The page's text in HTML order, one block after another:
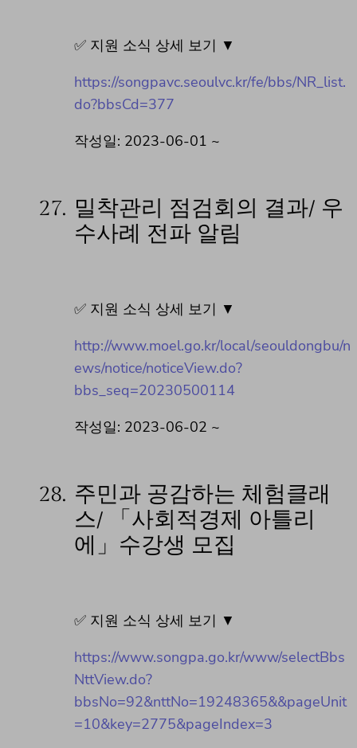
✅ 지원 소식 상세 보기 ▼
https://songpavc.seoulvc.kr/fe/bbs/NR_list.
do?bbsCd=377
작성일: 2023-06-01 ~
27. 밀착관리 점검회의 결과/ 우
수사례 전파 알림
✅ 지원 소식 상세 보기 ▼
http://www.moel.go.kr/local/seouldongbu/n
ews/notice/noticeView.do?
bbs_seq=20230500114
작성일: 2023-06-02 ~
28. 주민과 공감하는 체험클래
스/ 「사회적경제 아틀리
에」수강생 모집
✅ 지원 소식 상세 보기 ▼
https://www.songpa.go.kr/www/selectBbs
NttView.do?
bbsNo=92&nttNo=19248365&&pageUnit
=10&key=2775&pageIndex=3